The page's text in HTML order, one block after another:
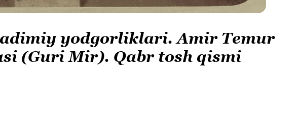
yodgorliklari. Amir Temur
(Guri Mir). Qabr tosh qismi